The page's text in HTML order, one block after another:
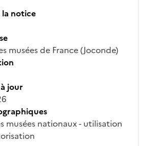
la notice
musées de France (Joconde)
jour
musées nationaux - utilisation